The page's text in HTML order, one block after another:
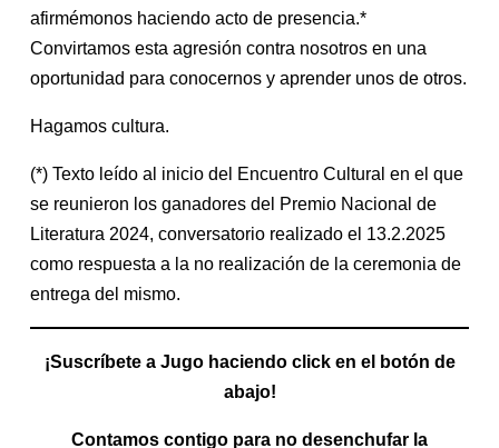
afirmémonos haciendo acto de presencia.*
Convirtamos esta agresión contra nosotros en una
oportunidad para conocernos y aprender unos de otros.
Hagamos cultura.
(*) Texto leído al inicio del Encuentro Cultural en el que
se reunieron los ganadores del Premio Nacional de
Literatura 2024, conversatorio realizado el 13.2.2025
como respuesta a la no realización de la ceremonia de
entrega del mismo.
¡Suscríbete a Jugo haciendo click en el botón de
abajo!
Contamos contigo para no desenchufar la